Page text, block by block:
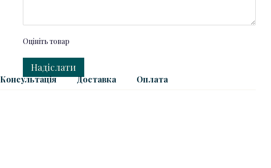
Оцініть товар
Надіслати
Консультація Доставка Оплата